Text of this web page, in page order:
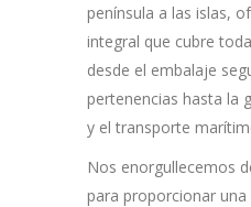
península a las islas,
integral que cubre
desde el embalaje
pertenencias hasta la
y el transporte
Nos enorgullecemos
para proporcionar una